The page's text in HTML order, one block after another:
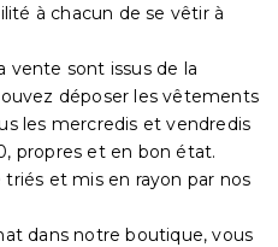
à chacun de se vêtir à
vente sont issus de la
déposer les vêtements
les mercredis et vendredis
propres et en bon état.
et mis en rayon par nos
dans notre boutique, vous